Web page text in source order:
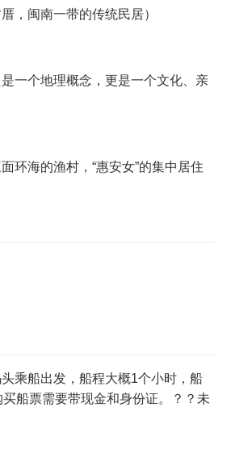
，闽南一带的传统民居）
一个地理概念，更是一个文化、亲
环海的渔村，“惠安女”的集中居住
乘船出发，船程大概1个小时，船
船票需要带现金和身份证。？？未